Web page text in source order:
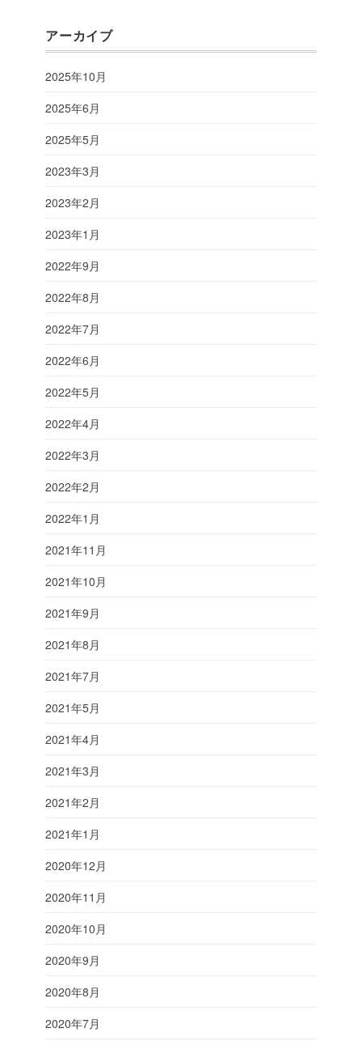
アーカイブ
2025年10月
2025年6月
2025年5月
2023年3月
2023年2月
2023年1月
2022年9月
2022年8月
2022年7月
2022年6月
2022年5月
2022年4月
2022年3月
2022年2月
2022年1月
2021年11月
2021年10月
2021年9月
2021年8月
2021年7月
2021年5月
2021年4月
2021年3月
2021年2月
2021年1月
2020年12月
2020年11月
2020年10月
2020年9月
2020年8月
2020年7月